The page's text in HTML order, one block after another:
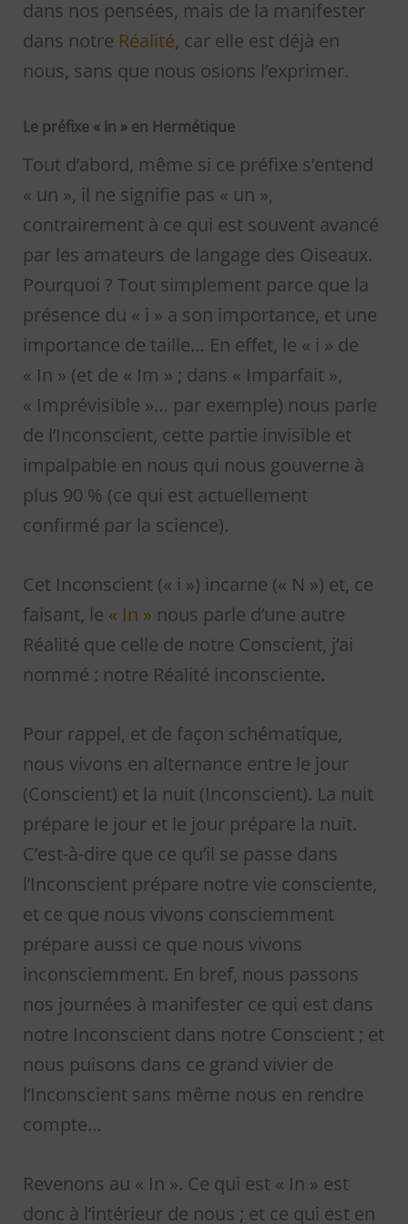
dans nos pensées, mais de la manifester
dans notre Réalité, car elle est déjà en
nous, sans que nous osions l’exprimer.
Le préfixe « In » en Hermétique
Tout d’abord, même si ce préfixe s’entend
« un », il ne signifie pas « un »,
contrairement à ce qui est souvent avancé
par les amateurs de langage des Oiseaux.
Pourquoi ? Tout simplement parce que la
présence du « i » a son importance, et une
importance de taille… En effet, le « i » de
« In » (et de « Im » ; dans « Imparfait »,
« Imprévisible »… par exemple) nous parle
de l’Inconscient, cette partie invisible et
impalpable en nous qui nous gouverne à
plus 90 % (ce qui est actuellement
confirmé par la science).
Cet Inconscient (« i ») incarne (« N ») et, ce
faisant, le « In » nous parle d’une autre
Réalité que celle de notre Conscient, j’ai
nommé : notre Réalité inconsciente.
Pour rappel, et de façon schématique,
nous vivons en alternance entre le jour
(Conscient) et la nuit (Inconscient). La nuit
prépare le jour et le jour prépare la nuit.
C’est-à-dire que ce qu’il se passe dans
l’Inconscient prépare notre vie consciente,
et ce que nous vivons consciemment
prépare aussi ce que nous vivons
inconsciemment. En bref, nous passons
nos journées à manifester ce qui est dans
notre Inconscient dans notre Conscient ; et
nous puisons dans ce grand vivier de
l’Inconscient sans même nous en rendre
compte…
Revenons au « In ». Ce qui est « In » est
donc à l’intérieur de nous ; et ce qui est en